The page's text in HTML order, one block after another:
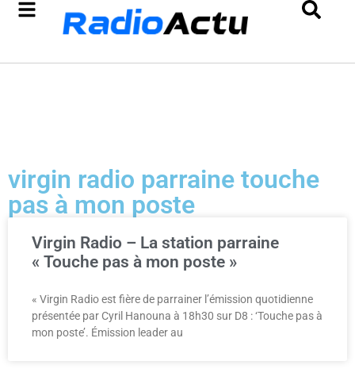
virgin radio parraine touche
pas à mon poste
Virgin Radio – La station parraine
« Touche pas à mon poste »
« Virgin Radio est fière de parrainer l’émission quotidienne
présentée par Cyril Hanouna à 18h30 sur D8 : ‘Touche pas à
mon poste’. Émission leader au